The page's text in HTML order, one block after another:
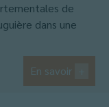
de
dans une
En savoir